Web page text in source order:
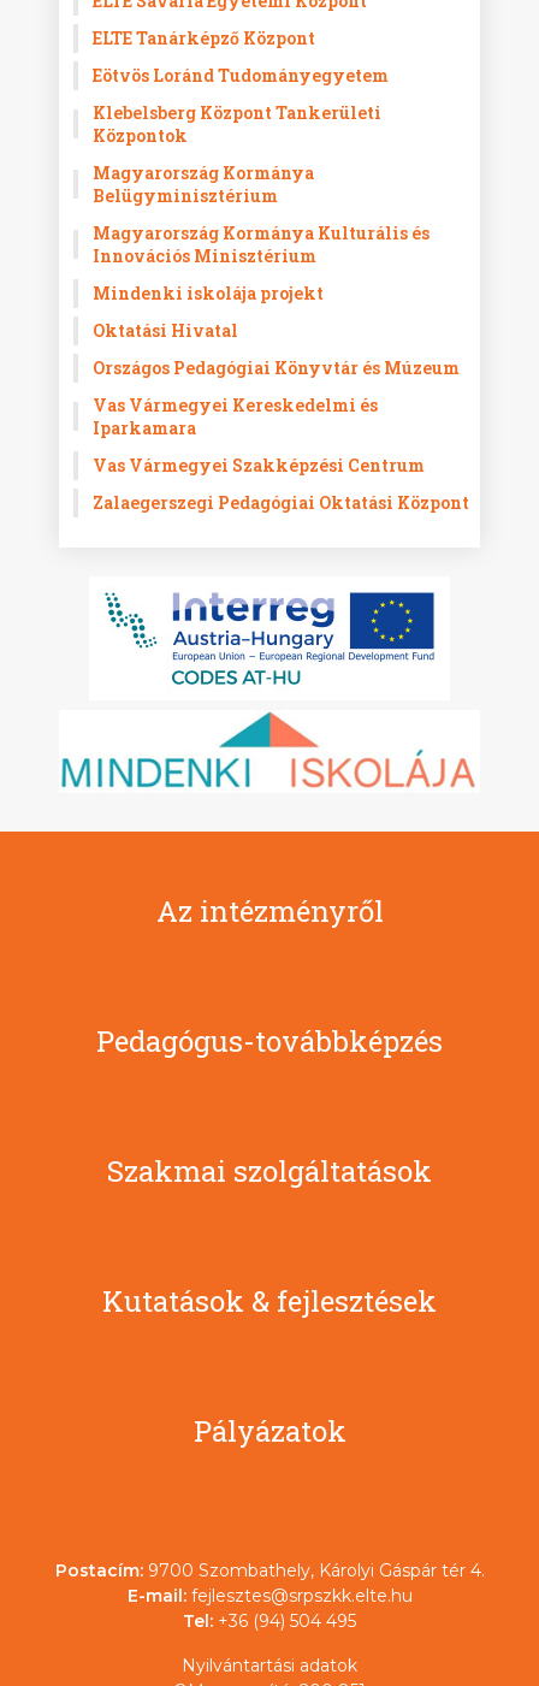
ELTE Tanárképző Központ
Eötvös Loránd Tudományegyetem
Klebelsberg Központ Tankerületi
Központok
Magyarország Kormánya
Belügyminisztérium
Magyarország Kormánya Kulturális és
Innovációs Minisztérium
Mindenki iskolája projekt
Oktatási Hivatal
Országos Pedagógiai Könyvtár és Múzeum
Vas Vármegyei Kereskedelmi és
Iparkamara
Vas Vármegyei Szakképzési Centrum
Zalaegerszegi Pedagógiai Oktatási Központ
Az intézményről
Pedagógus-továbbképzés
Szakmai szolgáltatások
Kutatások & fejlesztések
Pályázatok
Postacím: 9700 Szombathely, Károlyi Gáspár tér 4.
E-mail: fejlesztes@srpszkk.elte.hu
Tel: +36 (94) 504 495
Nyilvántartási adatok